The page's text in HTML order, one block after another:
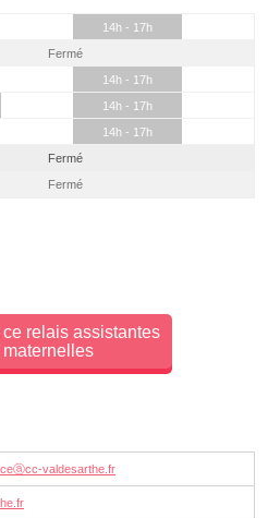
14h - 17h
Fermé
14h - 17h
14h - 17h
14h - 17h
Fermé
Fermé
relais assistantes
maternelles
valdesarthe.fr